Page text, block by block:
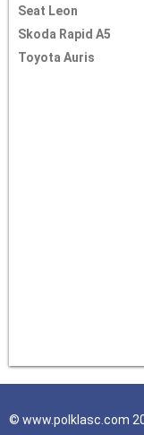
Seat Leon
Skoda Rapid A5
Toyota Auris
© www.polklasc.com